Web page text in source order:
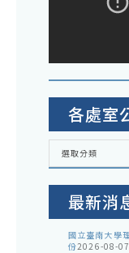
各處室
各
室
選取分類
最新消
國立臺南大學
份2026-08-07